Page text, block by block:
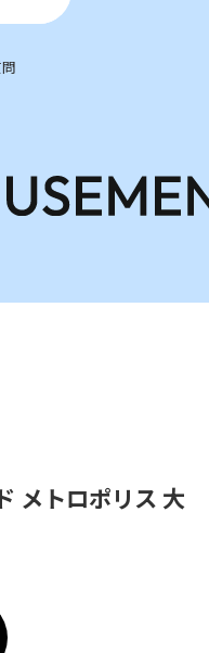
メトロポリス 大